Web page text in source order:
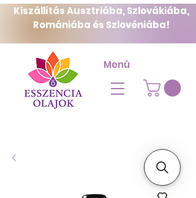
Kiszállítás Ausztriába, Szlovákiába,
Romániába és Szlovéniába!
Menü